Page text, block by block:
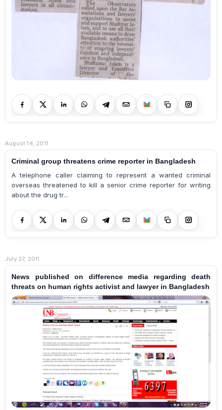
August 14, 2011
Criminal group threatens crime reporter in Bangladesh
A telephone caller claiming to represent a wanted criminal
overseas threatened to kill a senior crime reporter for writing
about the drug tr...
July 27, 2011
News published on difference media regarding death
threats on human rights activist and lawyer in Bangladesh